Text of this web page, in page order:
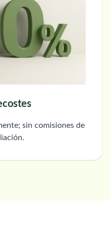
sin comisiones de